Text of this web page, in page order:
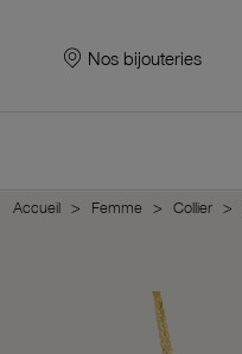
Nos bijouteries
Accueil Femme Collier